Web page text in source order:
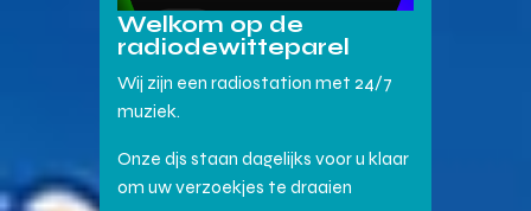
Welkom op de
radiodewitteparel
Wij zijn een radiostation met 24/7
muziek.
Onze djs staan dagelijks voor u klaar
om uw verzoekjes te draaien